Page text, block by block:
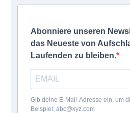
Abonniere unseren
das Neueste von
Laufenden zu bleiben.
Gib deine E-Mail-Adresse ein, um
Beispiel: abc@xyz.com